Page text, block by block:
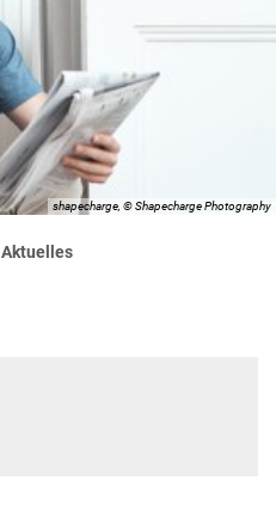
shapecharge, © Shapecharge Photography
Aktuelles